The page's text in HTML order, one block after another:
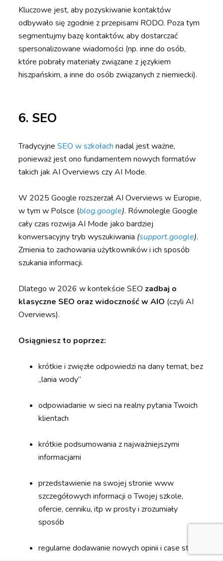
Kluczowe jest, aby pozyskiwanie kontaktów
odbywało się zgodnie z przepisami RODO. Poza tym
segmentujmy bazę kontaktów, aby dostarczać
spersonalizowane wiadomości (np. inne do osób,
które pobrały materiały związane z językiem
hiszpańskim, a inne do osób związanych z niemiecki).
6. SEO
TradycyjneSEO w szkołach nadal jest ważne,
ponieważ jest ono fundamentem nowych formatów
takich jak AI Overviews czy AI Mode.
W 2025 Google rozszerzał AI Overviews w Europie,
w tym w Polsce (blog.google). Równolegle Google
cały czas rozwija AI Mode jako bardziej
konwersacyjny tryb wyszukiwania (support.google).
Zmienia to zachowania użytkowników i ich sposób
szukania informacji.
Dlatego w 2026 w kontekście SEO zadbaj o
klasyczne SEO oraz widoczność w AIO (czyli AI
Overviews).
Osiągniesz to poprzez:
krótkie i zwięzłe odpowiedzi na dany temat, bez
„lania wody”
odpowiadanie w sieci na realny pytania Twoich
klientach
krótkie podsumowania z najważniejszymi
informacjami
przedstawienie na swojej stronie www
szczegółowych informacji o Twojej szkole,
ofercie, cenniku, itp w prosty i zrozumiały
sposób
regularne dodawanie nowych opinii i case study